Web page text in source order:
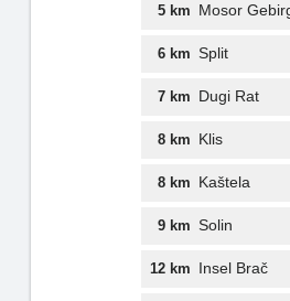
5 km Mosor
6 km Split
7 km Dugi Rat
8 km Klis
8 km Kaštela
9 km Solin
12 km Insel Brač